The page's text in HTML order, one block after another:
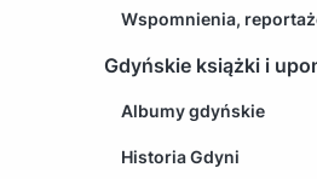
Wspomnienia,
Gdyńskie książki i
Albumy gdyńskie
Historia Gdyni